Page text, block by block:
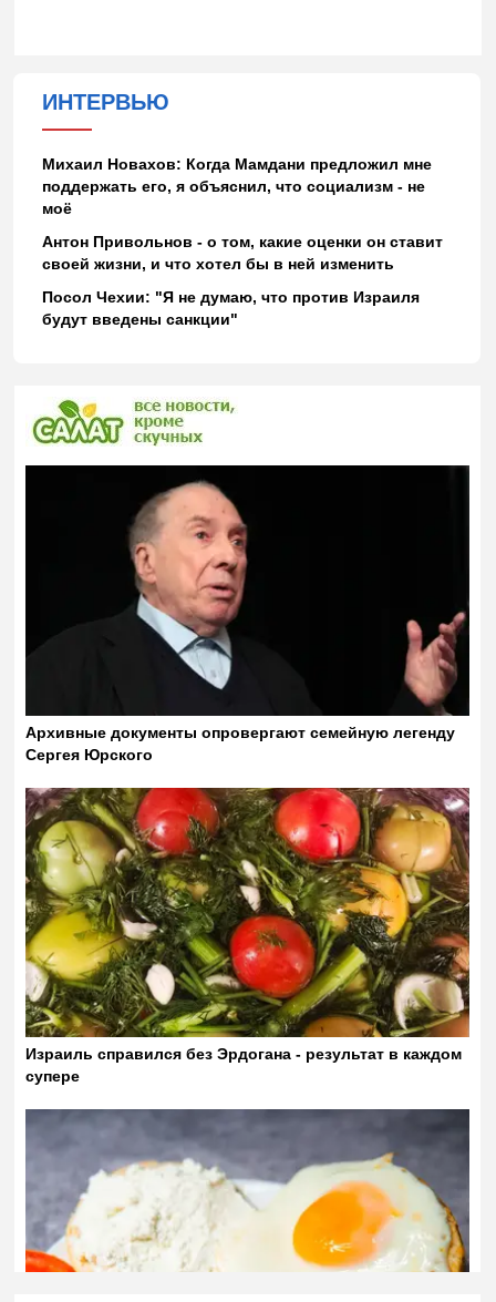
ИНТЕРВЬЮ
Михаил Новахов: Когда Мамдани предложил мне
поддержать его, я объяснил, что социализм - не
моё
Антон Привольнов - о том, какие оценки он ставит
своей жизни, и что хотел бы в ней изменить
Посол Чехии: "Я не думаю, что против Израиля
будут введены санкции"